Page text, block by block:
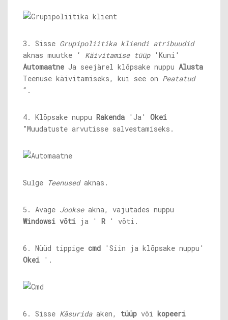
3. Sisse Grupipoliitika kliendi atribuudid
aknas muutke ‘ Käivitamise tüüp'Kuni'
Automaatne Ja seejärel klõpsake nuppu Alusta
Teenuse käivitamiseks, kui see on Peatatud
“.
4. Klõpsake nuppu Rakenda 'Ja' Okei
”Muudatuste arvutisse salvestamiseks.
Sulge Teenusedaknas.
5. Avage Jookseakna, vajutades nuppu
Windowsi võti ja ' R ' võti.
6. Nüüd tippige cmd 'Siin ja klõpsake nuppu'
Okei '.
6. Sisse Käsuridaaken, tüüp või kopeeri